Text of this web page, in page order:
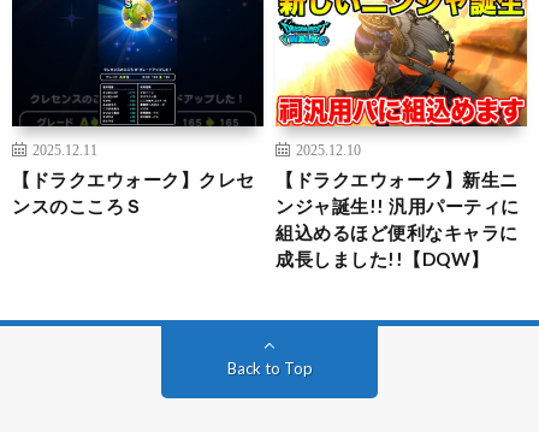
2025.12.11
【ドラクエウォーク】クレセ
ンスのこころＳ
2025.12.10
【ドラクエウォーク】新生ニ
ンジャ誕生!! 汎用パーティに
組込めるほど便利なキャラに
成長しました!!【DQW】
Back to Top